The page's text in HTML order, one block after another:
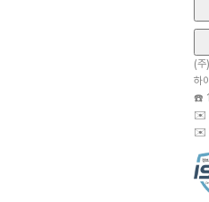
(
하
☎️
✉️
✉️